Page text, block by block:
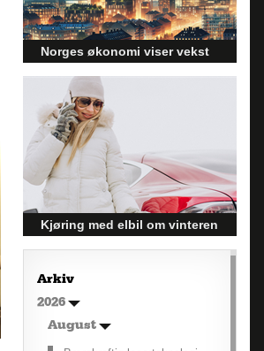
Norges økonomi viser vekst
og påvirker byggebransjen
Den norske økonomien har vist
jevn vekst de siste tre kvartalene,
noe som skaper optimisme på
tvers av ulike sektorer.
Byggebransjen er spesielt godt
posisjonert til å dra nytte av denne
økonomiske oppgangen.
Kjøring med elbil om vinteren
– hvordan få bedre
rekkevidde?
Elbiler (EV) representerer
fremtiden for transport, men deres
effektivitet under utfordrende
Arkiv
2026
August